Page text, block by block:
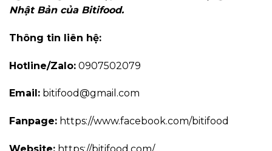
Nhật Bản của Bitifood.
Thông tin liên hệ:
Hotline/Zalo: 0907502079
Email: bitifood@gmail.com
Fanpage: https://www.facebook.com/bitifood